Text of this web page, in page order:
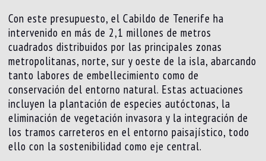
Con este presupuesto, el Cabildo de Tenerife ha
intervenido en más de 2,1 millones de metros
cuadrados distribuidos por las principales zonas
metropolitanas, norte, sur y oeste de la isla, abarcando
tanto labores de embellecimiento como de
conservación del entorno natural. Estas actuaciones
incluyen la plantación de especies autóctonas, la
eliminación de vegetación invasora y la integración de
los tramos carreteros en el entorno paisajístico, todo
ello con la sostenibilidad como eje central.